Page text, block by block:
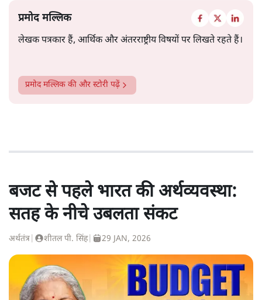
प्रमोद मल्लिक
लेखक पत्रकार हैं, आर्थिक और अंतरराष्ट्रीय विषयों पर लिखते रहते हैं।
प्रमोद मल्लिक की और स्टोरी पढ़ें
बजट से पहले भारत की अर्थव्यवस्था:
सतह के नीचे उबलता संकट
अर्थतंत्र शीतल पी. सिंह| 29 JAN, 2026